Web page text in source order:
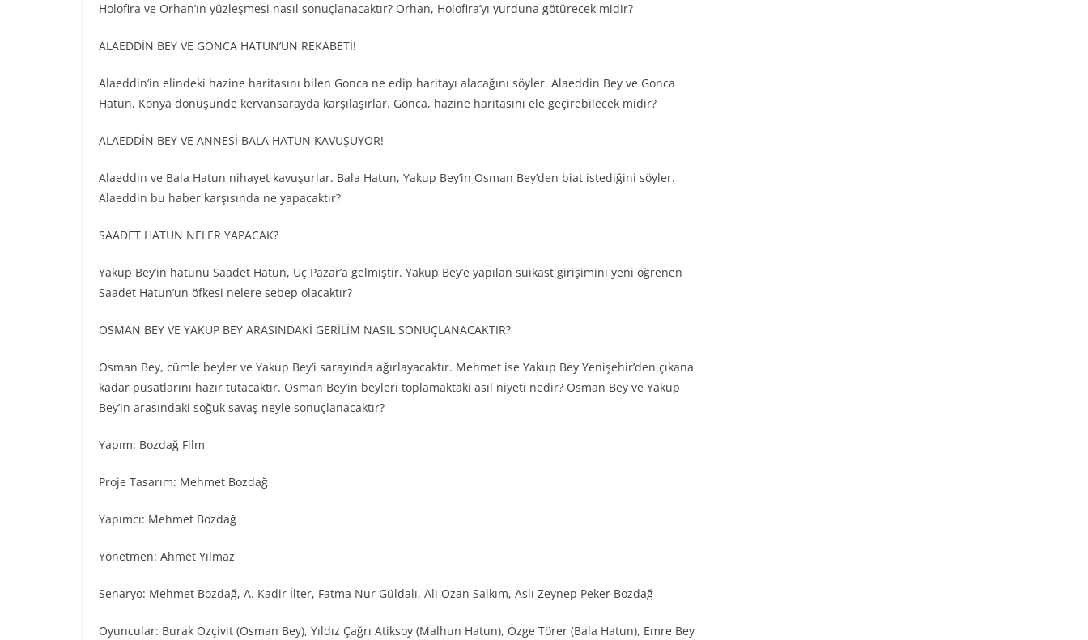
Holofira ve Orhan’ın yüzleşmesi nasıl sonuçlanacaktır? Orhan, Holofira’yı yurduna götürecek midir?
ALAEDDİN BEY VE GONCA HATUN’UN REKABETİ!
Alaeddin’in elindeki hazine haritasını bilen Gonca ne edip haritayı alacağını söyler. Alaeddin Bey ve Gonca
Hatun, Konya dönüşünde kervansarayda karşılaşırlar. Gonca, hazine haritasını ele geçirebilecek midir?
ALAEDDİN BEY VE ANNESİ BALA HATUN KAVUŞUYOR!
Alaeddin ve Bala Hatun nihayet kavuşurlar. Bala Hatun, Yakup Bey’in Osman Bey’den biat istediğini söyler.
Alaeddin bu haber karşısında ne yapacaktır?
SAADET HATUN NELER YAPACAK?
Yakup Bey’in hatunu Saadet Hatun, Uç Pazar’a gelmiştir. Yakup Bey’e yapılan suikast girişimini yeni öğrenen
Saadet Hatun’un öfkesi nelere sebep olacaktır?
OSMAN BEY VE YAKUP BEY ARASINDAKİ GERİLİM NASIL SONUÇLANACAKTIR?
Osman Bey, cümle beyler ve Yakup Bey’i sarayında ağırlayacaktır. Mehmet ise Yakup Bey Yenişehir’den çıkana
kadar pusatlarını hazır tutacaktır. Osman Bey’in beyleri toplamaktaki asıl niyeti nedir? Osman Bey ve Yakup
Bey’in arasındaki soğuk savaş neyle sonuçlanacaktır?
Yapım: Bozdağ Fi̇lm
Proje Tasarım: Mehmet Bozdağ
Yapımcı: Mehmet Bozdağ
Yönetmen: Ahmet Yılmaz
Senaryo: Mehmet Bozdağ, A. Kadir İlter, Fatma Nur Güldalı, Ali Ozan Salkım, Aslı Zeynep Peker Bozdağ
Oyuncular: Burak Özçivit (Osman Bey), Yıldız Çağrı Atiksoy (Malhun Hatun), Özge Törer (Bala Hatun), Emre Bey